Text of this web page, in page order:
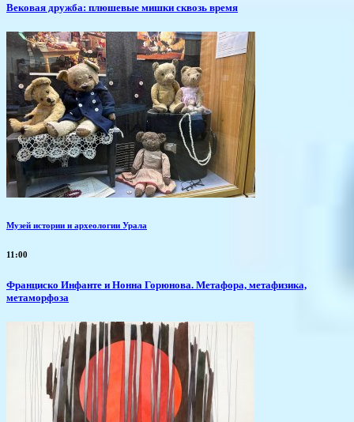
Вековая дружба: плюшевые мишки сквозь время
Музей истории и археологии Урала
11:00
Франциско Инфанте и Нонна Горюнова. Метафора, метафизика,
метаморфоза